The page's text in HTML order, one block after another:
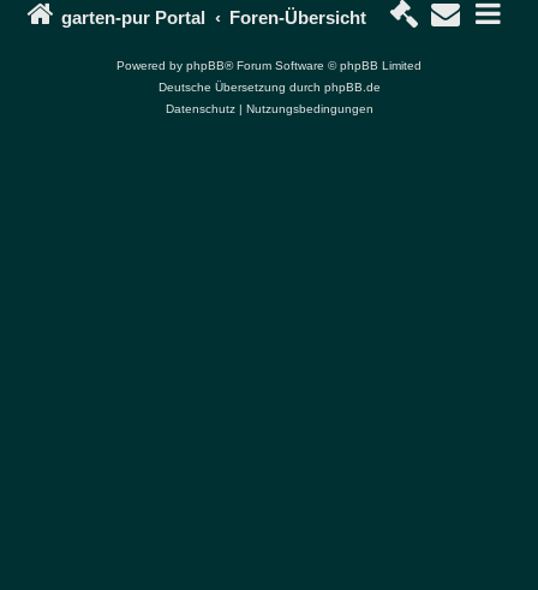
garten-pur Portal Foren-Übersicht
Powered by phpBB® Forum Software © phpBB Limited
Deutsche Übersetzung durch phpBB.de
Datenschutz| Nutzungsbedingungen